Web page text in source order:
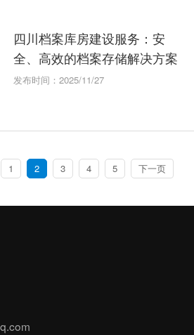
四川档案库房建设服务：安
全、高效的档案存储解决方案
发布时间：2025/11/27
1 2 3 4 5 下一页